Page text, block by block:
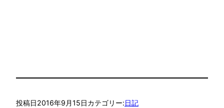
投稿日2016年9月15日カテゴリー:日記